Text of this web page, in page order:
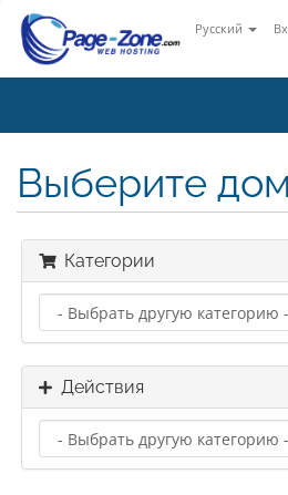
Русский
Выберите
Категории
Действия